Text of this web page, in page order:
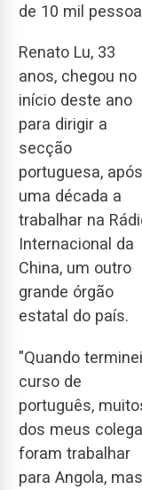
de 10 mil
Renato Lu, 33
anos, chegou no
início deste ano
para dirigir a
secção
portuguesa, após
uma década a
trabalhar na
Internacional da
China, um outro
grande órgão
estatal do país.
"Quando
curso de
português,
dos meus
foram trabalhar
para Angola, mas